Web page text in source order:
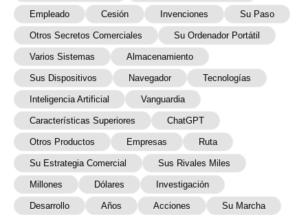
Empleado Cesión Invenciones Su Paso
Otros Secretos Comerciales Su Ordenador Portátil
Varios Sistemas Almacenamiento
Sus Dispositivos Navegador Tecnologías
Inteligencia Artificial Vanguardia
Características Superiores ChatGPT
Otros Productos Empresas Ruta
Su Estrategia Comercial Sus Rivales Miles
Millones Dólares Investigación
Desarrollo Años Acciones Su Marcha